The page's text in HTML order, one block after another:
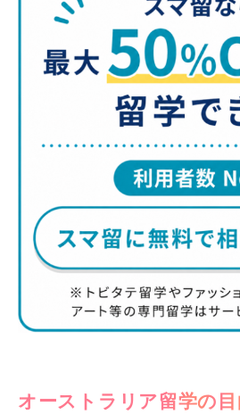
オーストラリア留学の目